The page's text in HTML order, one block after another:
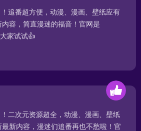
追番超方便，动漫、漫画、壁纸应有
容，简直漫迷的福音！官网是
家试试👍
二次元资源超全，动漫、漫画、壁纸
新内容，漫迷们追番再也不愁啦！官